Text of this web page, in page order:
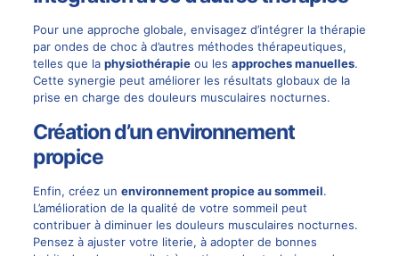
Pour une approche globale, envisagez d’intégrer la thérapie
par ondes de choc à d’autres méthodes thérapeutiques,
telles que la physiothérapieou les approches manuelles.
Cette synergie peut améliorer les résultats globaux de la
prise en charge des douleurs musculaires nocturnes.
Création d’un environnement
propice
Enfin, créez un environnement propice au sommeil.
L’amélioration de la qualité de votre sommeil peut
contribuer à diminuer les douleurs musculaires nocturnes.
Pensez à ajuster votre literie, à adopter de bonnes